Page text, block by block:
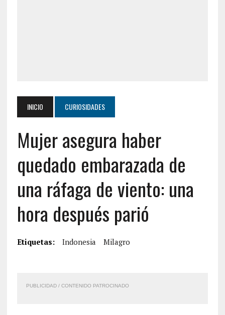
INICIO CURIOSIDADES
Mujer asegura haber
quedado embarazada de
una ráfaga de viento: una
hora después parió
Etiquetas: Indonesia Milagro
PUBLICIDAD / CONTENIDO PATROCINADO